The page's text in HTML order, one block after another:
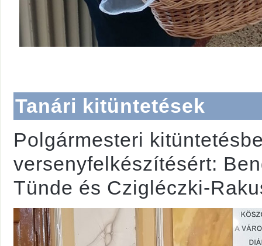
Tanári kitüntetések
Polgármesteri
versenyfelkészítésért:
Tünde és Czigléczki-